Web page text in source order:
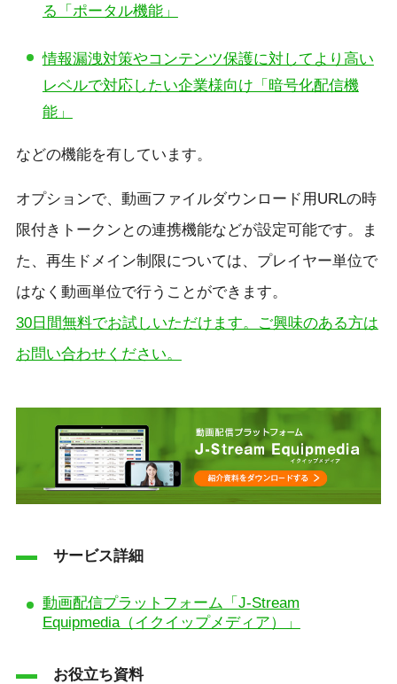
る「ポータル機能」
情報漏洩対策やコンテンツ保護に対してより高い
レベルで対応したい企業様向け「暗号化配信機
能」
などの機能を有しています。
オプションで、動画ファイルダウンロード用URLの時
限付きトークンとの連携機能などが設定可能です。ま
た、再生ドメイン制限については、プレイヤー単位で
はなく動画単位で行うことができます。
30日間無料でお試しいただけます。ご興味のある方は
お問い合わせください。
サービス詳細
動画配信プラットフォーム「J-Stream
Equipmedia（イクイップメディア）」
お役立ち資料